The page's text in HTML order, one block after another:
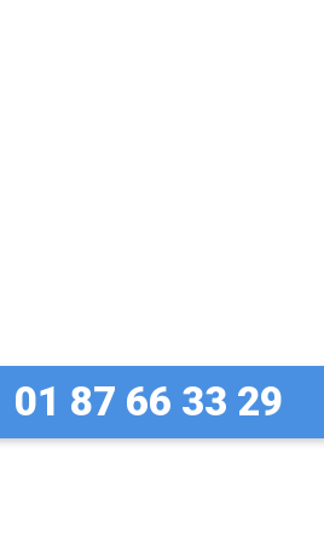
01 87 66 33 29